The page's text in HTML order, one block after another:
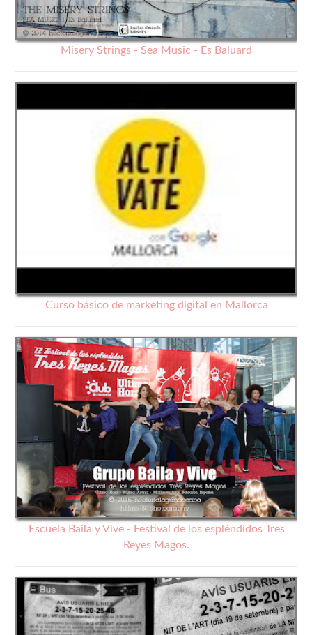
Misery Strings - Sea Music - Es Baluard
Curso básico de marketing digital en Mallorca
Escuela Baila y Vive - Festival de los espléndidos Tres
Reyes Magos.